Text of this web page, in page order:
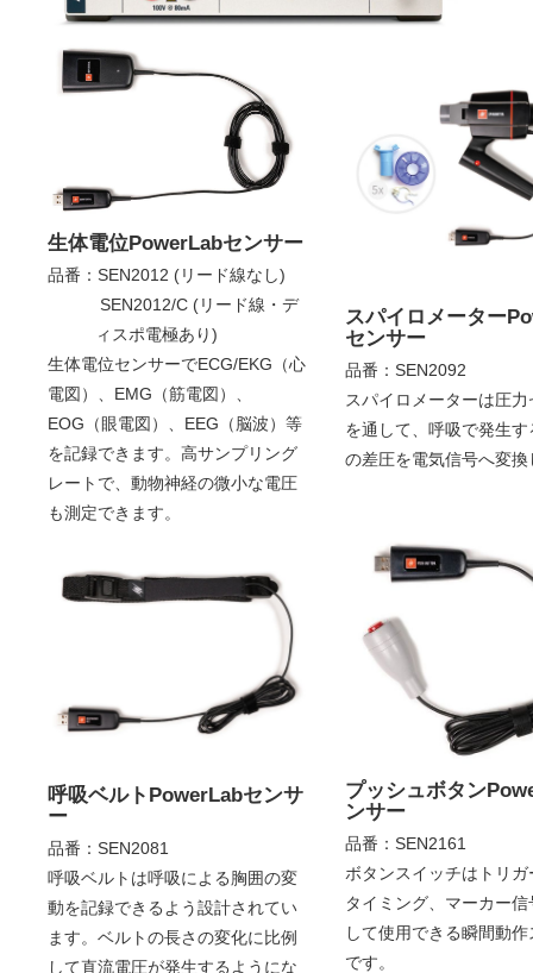
生体電位PowerLabセンサー
品番：SEN2012 (リード線なし)
SEN2012/C (リード線・デ
ィスポ電極あり)
生体電位センサーでECG/EKG（心
電図）、EMG（筋電図）、
EOG（眼電図）、EEG（脳波）等
を記録できます。高サンプリング
レートで、動物神経の微小な電圧
も測定できます。
スパイロメーター
センサー
品番：SEN2092
スパイロメーターは圧
を通して、呼吸で発生す
の差圧を電気信号へ変換
呼吸ベルトPowerLabセンサ
ー
品番：SEN2081
呼吸ベルトは呼吸による胸囲の変
動を記録できるよう設計されてい
ます。ベルトの長さの変化に比例
して直流電圧が発生するようにな
プッシュボタン
ンサー
品番：SEN2161
ボタンスイッチはトリガ
タイミング、マーカー
して使用できる瞬間動
です。